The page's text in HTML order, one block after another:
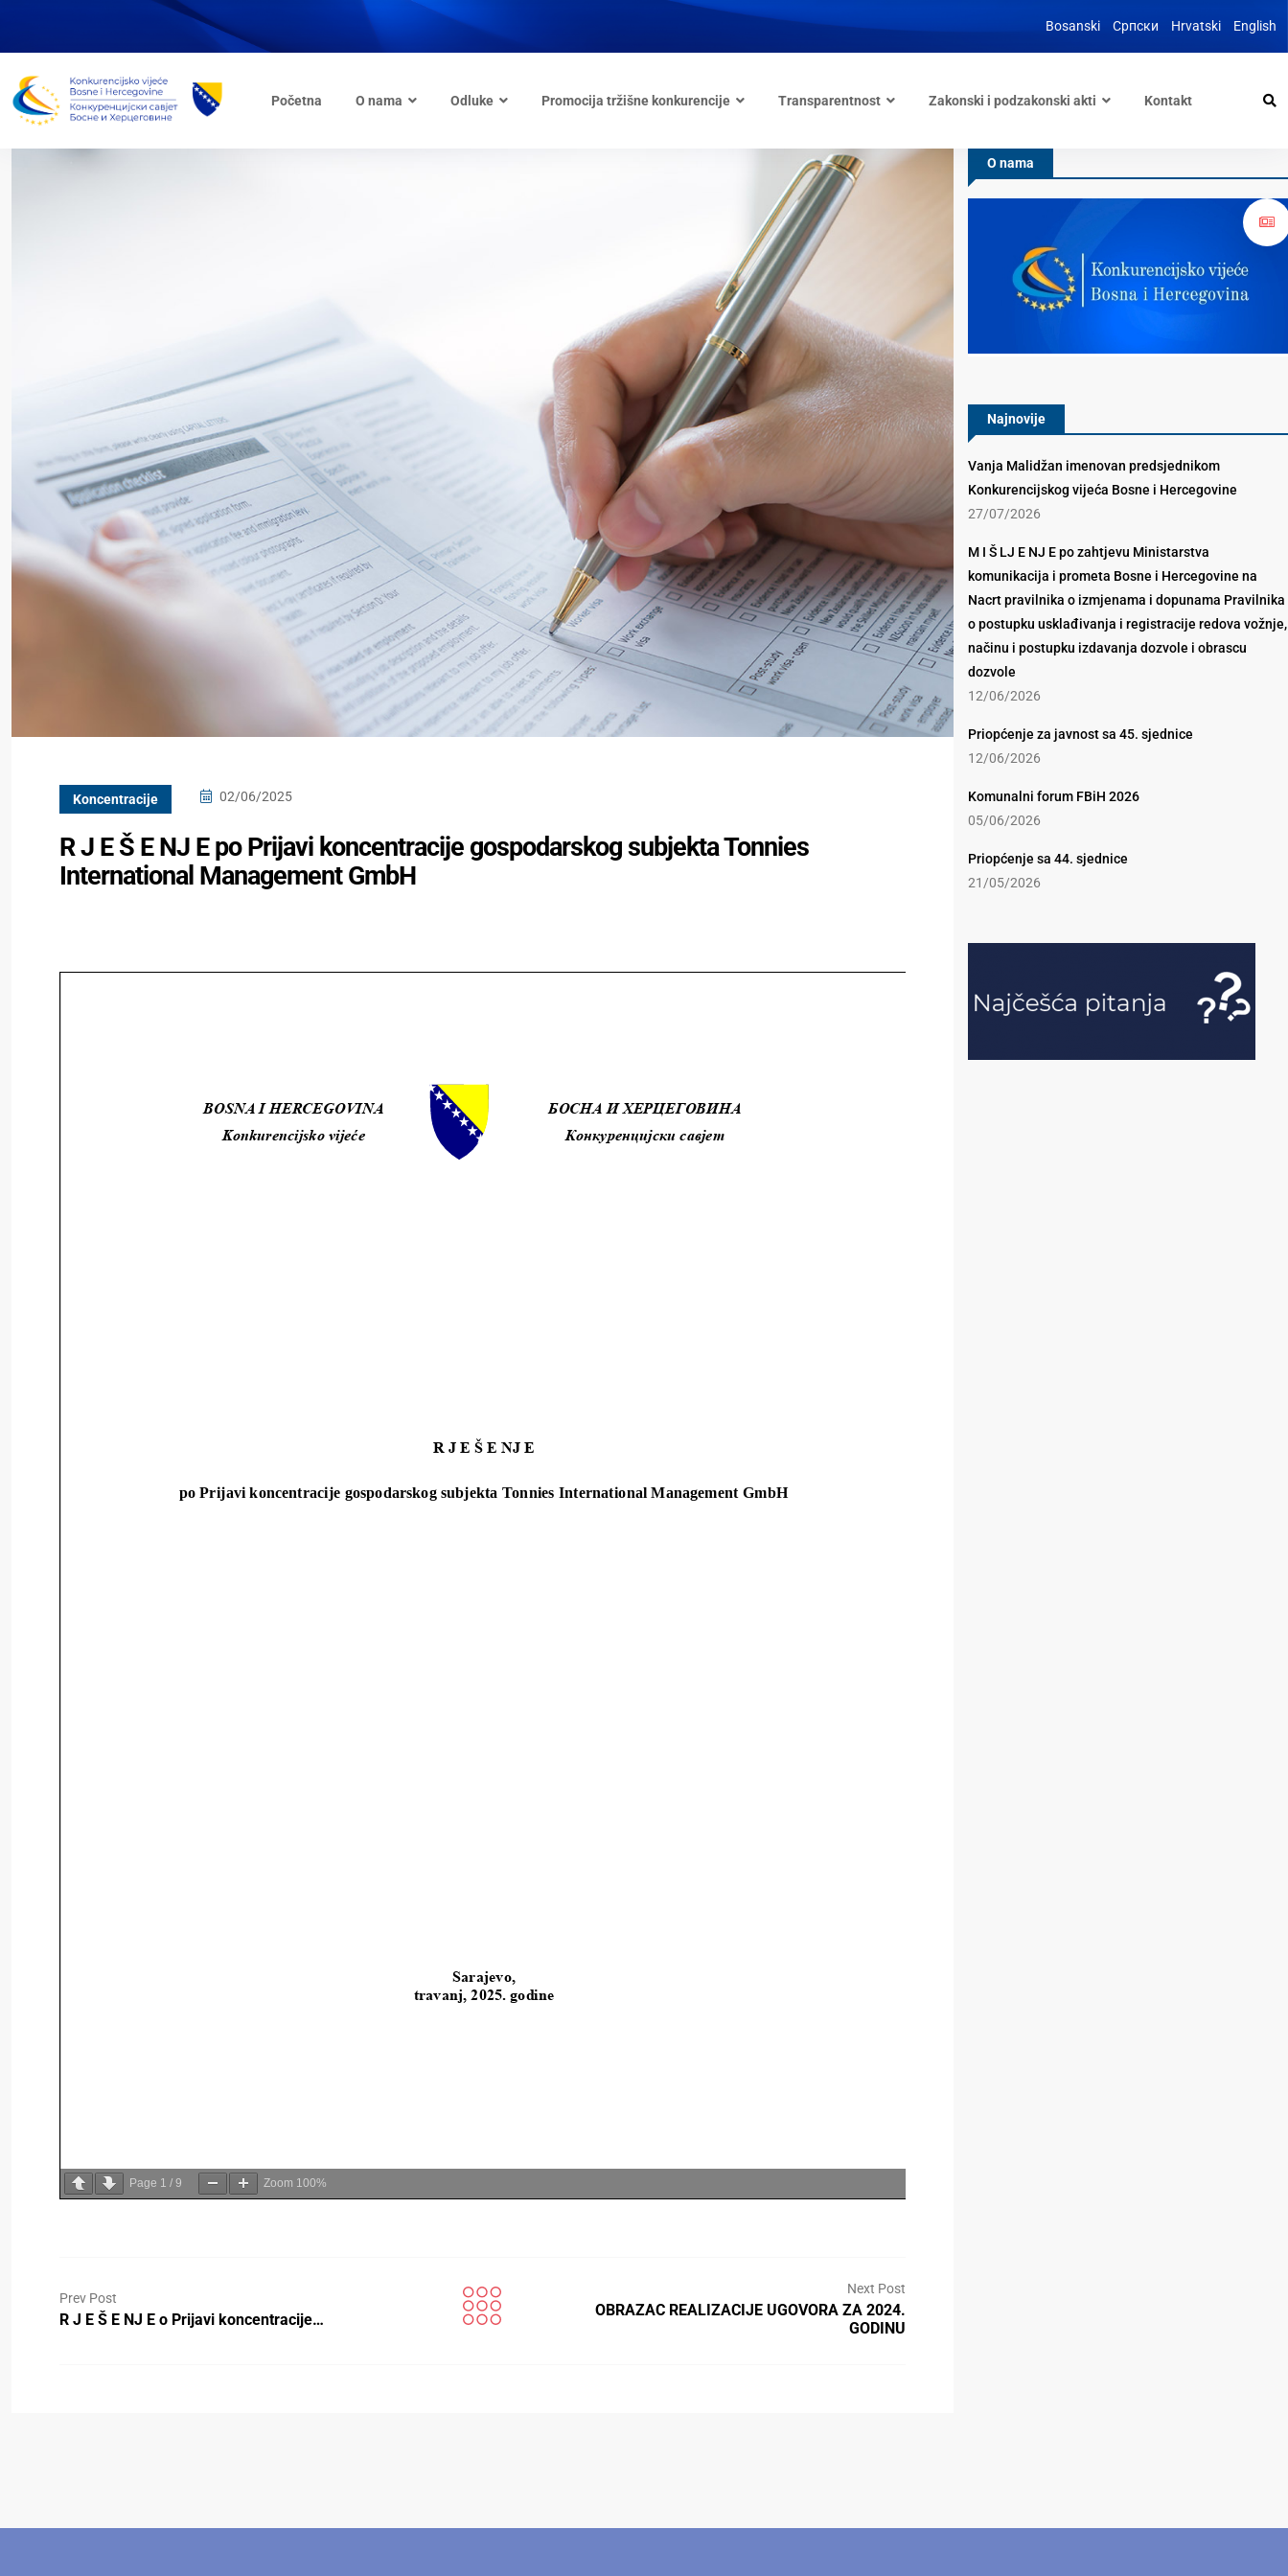
Bosanski Српски Hrvatski English
Početna O nama Odluke Promocija tržišne konkurencije Transparentnost Zakonski i podzakonski akti Kontakt
Koncentracije 02/06/2025
R J E Š E NJ E po Prijavi koncentracije gospodarskog subjekta Tonnies
International Management GmbH
Page 1 / 9 Zoom 100%
Prev Post
R J E Š E NJ E o Prijavi koncentracije…
Next Post
OBRAZAC REALIZACIJE UGOVORA ZA 2024.
GODINU
O nama
Najnovije
Vanja Malidžan imenovan predsjednikom
Konkurencijskog vijeća Bosne i Hercegovine
27/07/2026
M I Š LJ E NJ E po zahtjevu Ministarstva
komunikacija i prometa Bosne i Hercegovine na
Nacrt pravilnika o izmjenama i dopunama Pravilnika
o postupku usklađivanja i registracije redova vožnje,
načinu i postupku izdavanja dozvole i obrascu
dozvole
12/06/2026
Priopćenje za javnost sa 45. sjednice
12/06/2026
Komunalni forum FBiH 2026
05/06/2026
Priopćenje sa 44. sjednice
21/05/2026